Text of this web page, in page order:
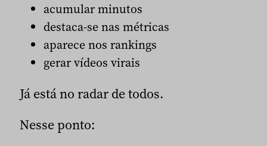
acumular minutos
destaca-se nas métricas
aparece nos rankings
gerar vídeos virais
Já está no radar de todos.
Nesse ponto: